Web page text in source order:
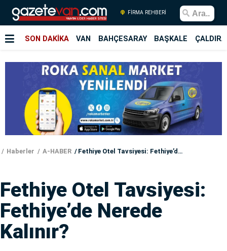
FİRMA REHBERİ
SON DAKİKA VAN BAHÇESARAY BAŞKALE
Haberler A-HABER Fethiye Otel Tavsiyesi: Fethiye’de Nerede Kalınır?
Fethiye Otel Tavsiyesi:
Fethiye’de Nerede
Kalınır?